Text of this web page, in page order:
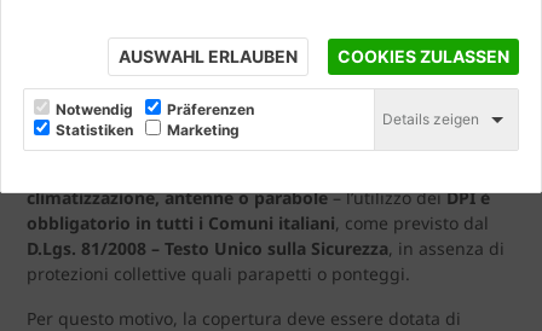
AUSWAHL ERLAUBEN COOKIES ZULASSEN
Notwendig
Präferenzen
Statistiken
Marketing
Details zeigen
testati e verificatiin conformità alle norme di riferimento,
garantendoaffidabilità, resistenza e durata nel tempo.
Quando lacopertura diventa luogo di lavoro– ad esempio
per interventi di manutenzione, bonifica, installazione o
climatizzazione, antenne o parabole– l’utilizzo deiDPI è
obbligatorio in tutti i Comuni italiani, come previsto dal
D.Lgs. 81/2008 – Testo Unico sulla Sicurezza, in assenza di
protezioni collettive quali parapetti o ponteggi.
Per questo motivo, la copertura deve essere dotata di